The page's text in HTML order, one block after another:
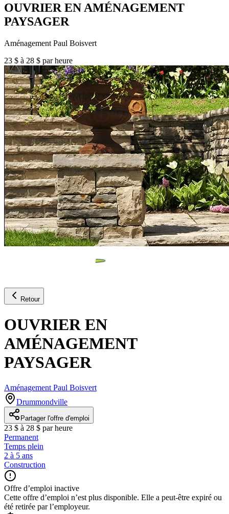
OUVRIER EN AMÉNAGEMENT
PAYSAGER
Aménagement Paul Boisvert
23 $ à 28 $ par heure
Retour
OUVRIER EN
AMÉNAGEMENT
PAYSAGER
Aménagement Paul Boisvert
Drummondville
Partager l'offre d'emploi
23 $ à 28 $ par heure
Permanent
Temps plein
2 à 5 ans
Construction
Offre d’emploi inactive
Cette offre d’emploi n’est plus disponible. Elle a peut-être expiré ou
été retirée par l’employeur.